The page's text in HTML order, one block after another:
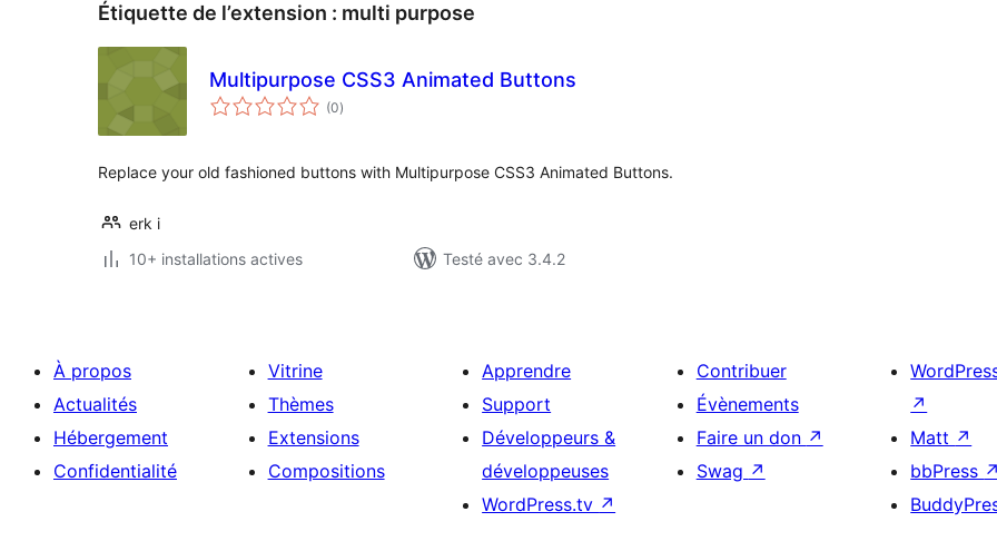
Étiquette de l’extension : multi purpose
Multipurpose CSS3 Animated Buttons
(0notes
en
)
Replace your old fashioned buttons with Multipurpose CSS3 Animated Buttons.
erk i
10+ installations actives
Testé avec 3.4.2
À propos
Actualités
Hébergement
Confidentialité
Vitrine
Thèmes
Extensions
Compositions
Apprendre
Support
Développeurs &
développeuses
WordPress.tv ↗
Contribuer
Évènements
Faire un don ↗
Swag ↗
↗
Matt ↗
bbPress ↗